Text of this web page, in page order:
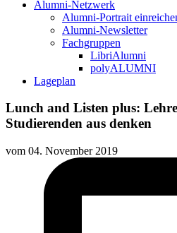
Alumni-Netzwerk
Alumni-Portrait
Alumni-Newsletter
Fachgruppen
LibriAlumni
polyALUMNI
Lageplan
Lunch and Listen plus:
Studierenden aus denken
vom 04. November 2019